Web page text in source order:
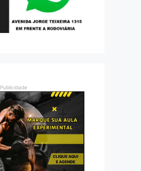
Publicidade